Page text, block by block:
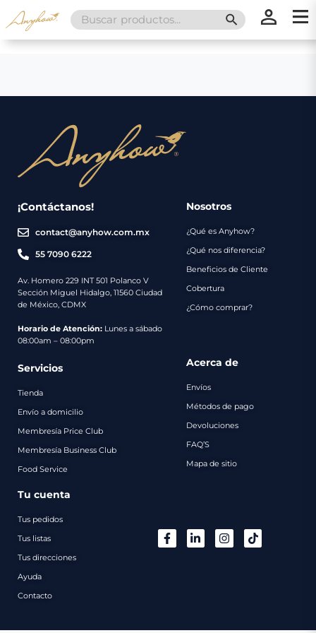
Search
for:
SEARCH
¡Contáctanos!
contact@anyhow.com.mx
55 7090 6222
Av. Homero 229 INT 501 Polanco V
Sección Miguel Hidalgo, 11560 Ciudad
de México, CDMX
Horario de Atención: Lunes a sábado
08:00am – 08:00pm
Nosotros
¿Qué es Anyhow?
¿Qué nos diferencia?
Beneficios de Cliente
Cobertura
¿Cómo comprar?
Servicios
Tienda
Envío a domicilio
Membresía Price Club
Membresía Business Club
Food Service
Acerca de
Envíos
Métodos de pago
Devoluciones
FAQ’S
Mapa de sitio
Tu cuenta
Tus pedidos
Tus listas
Tus direcciones
Ayuda
Contacto
Nosotros
Servicios
Envíos
Métodos
de
Catálogo
Regalos
Contacto